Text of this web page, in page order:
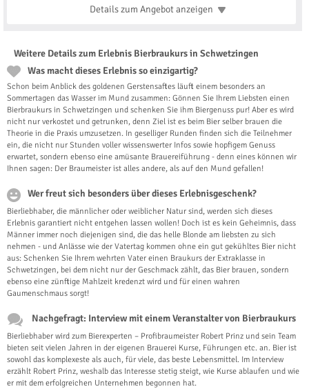
Details zum Angebotanzeigen
Weitere Details zum Erlebnis Bierbraukurs in Schwetzingen
Was macht dieses Erlebnis so einzigartig?
Schon beim Anblick des goldenen Gerstensaftes läuft einem besonders an
Sommertagen das Wasser im Mund zusammen: Gönnen Sie Ihrem Liebsten einen
Bierbraukurs in Schwetzingen und schenken Sie ihm Biergenuss pur! Aber es wird
nicht nur verkostet und getrunken, denn Ziel ist es beim Bier selber brauen die
Theorie in die Praxis umzusetzen. In geselliger Runden finden sich die Teilnehmer
ein, die nicht nur Stunden voller wissenswerter Infos sowie hopfigem Genuss
erwartet, sondern ebenso eine amüsante Brauereiführung - denn eines können wir
Ihnen sagen: Der Braumeister ist alles andere, als auf den Mund gefallen!
Wer freut sich besonders über dieses Erlebnisgeschenk?
Bierliebhaber, die männlicher oder weiblicher Natur sind, werden sich dieses
Erlebnis garantiert nicht entgehen lassen wollen! Doch ist es kein Geheimnis, dass
Männer immer noch diejenigen sind, die das helle Blonde am liebsten zu sich
nehmen - und Anlässe wie der Vatertag kommen ohne ein gut gekühltes Bier nicht
aus: Schenken Sie Ihrem wehrten Vater einen Braukurs der Extraklasse in
Schwetzingen, bei dem nicht nur der Geschmack zählt, das Bier brauen, sondern
ebenso eine zünftige Mahlzeit kredenzt wird und für einen wahren
Gaumenschmaus sorgt!
Nachgefragt: Interview mit einem Veranstalter von Bierbraukurs
Bierliebhaber wird zum Bierexperten – Profibraumeister Robert Prinz und sein Team
bieten seit vielen Jahren in der eigenen Brauerei Kurse, Führungen etc. an. Bier ist
sowohl das komplexeste als auch, für viele, das beste Lebensmittel. Im Interview
erzählt Robert Prinz, weshalb das Interesse stetig steigt, wie Kurse ablaufen und wie
er mit dem erfolgreichen Unternehmen begonnen hat.